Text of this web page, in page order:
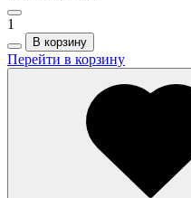
1
В корзину
Перейти в корзину